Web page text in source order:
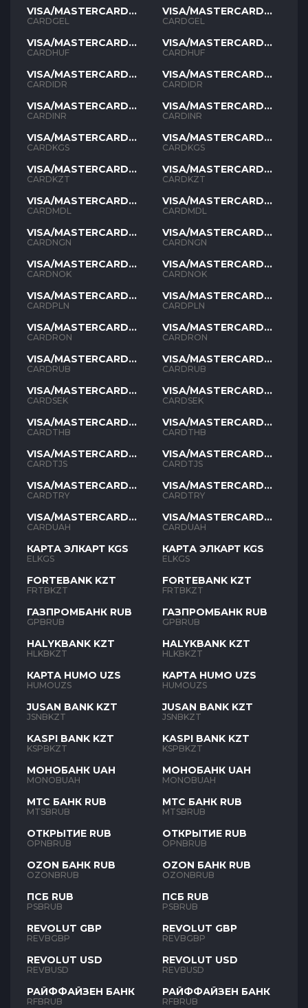
VISA/MASTERCARD
GEL
CARDGEL
VISA/MASTERCARD
HUF
CARDHUF
VISA/MASTERCARD
IDR
CARDIDR
VISA/MASTERCARD
INR
CARDINR
VISA/MASTERCARD
KGS
CARDKGS
VISA/MASTERCARD
KZT
CARDKZT
VISA/MASTERCARD
MDL
CARDMDL
VISA/MASTERCARD
NGN
CARDNGN
VISA/MASTERCARD
NOK
CARDNOK
VISA/MASTERCARD
PLN
CARDPLN
VISA/MASTERCARD
RON
CARDRON
VISA/MASTERCARD
RUB
CARDRUB
VISA/MASTERCARD
SEK
CARDSEK
VISA/MASTERCARD
THB
CARDTHB
VISA/MASTERCARD
TJS
CARDTJS
VISA/MASTERCARD
TYR
CARDTRY
VISA/MASTERCARD
UAH
CARDUAH
КАРТА ЭЛКАРТ KGS
ELKGS
FORTEBANK KZT
FRTBKZT
ГАЗПРОМБАНК RUB
GPBRUB
HALYKBANK KZT
HLKBKZT
КАРТА HUMO UZS
HUMOUZS
JUSAN BANK KZT
JSNBKZT
KASPI BANK KZT
KSPBKZT
МОНОБАНК UAH
MONOBUAH
МТС БАНК RUB
MTSBRUB
ОТКРЫТИЕ RUB
OPNBRUB
OZON БАНК RUB
OZONBRUB
ПСБ RUB
PSBRUB
REVOLUT GBP
REVBGBP
REVOLUT USD
REVBUSD
РАЙФФАЙЗЕН БАНК
RFBRUB
VISA/MASTERCARD
GEL
CARDGEL
VISA/MASTERCARD
HUF
CARDHUF
VISA/MASTERCARD
IDR
CARDIDR
VISA/MASTERCARD
INR
CARDINR
VISA/MASTERCARD
KGS
CARDKGS
VISA/MASTERCARD
KZT
CARDKZT
VISA/MASTERCARD
MDL
CARDMDL
VISA/MASTERCARD
NGN
CARDNGN
VISA/MASTERCARD
NOK
CARDNOK
VISA/MASTERCARD
PLN
CARDPLN
VISA/MASTERCARD
RON
CARDRON
VISA/MASTERCARD
RUB
CARDRUB
VISA/MASTERCARD
SEK
CARDSEK
VISA/MASTERCARD
THB
CARDTHB
VISA/MASTERCARD
TJS
CARDTJS
VISA/MASTERCARD
TYR
CARDTRY
VISA/MASTERCARD
UAH
CARDUAH
КАРТА ЭЛКАРТ KGS
ELKGS
FORTEBANK KZT
FRTBKZT
ГАЗПРОМБАНК RUB
GPBRUB
HALYKBANK KZT
HLKBKZT
КАРТА HUMO UZS
HUMOUZS
JUSAN BANK KZT
JSNBKZT
KASPI BANK KZT
KSPBKZT
МОНОБАНК UAH
MONOBUAH
МТС БАНК RUB
MTSBRUB
ОТКРЫТИЕ RUB
OPNBRUB
OZON БАНК RUB
OZONBRUB
ПСБ RUB
PSBRUB
REVOLUT GBP
REVBGBP
REVOLUT USD
REVBUSD
РАЙФФАЙЗЕН БАНК
RFBRUB